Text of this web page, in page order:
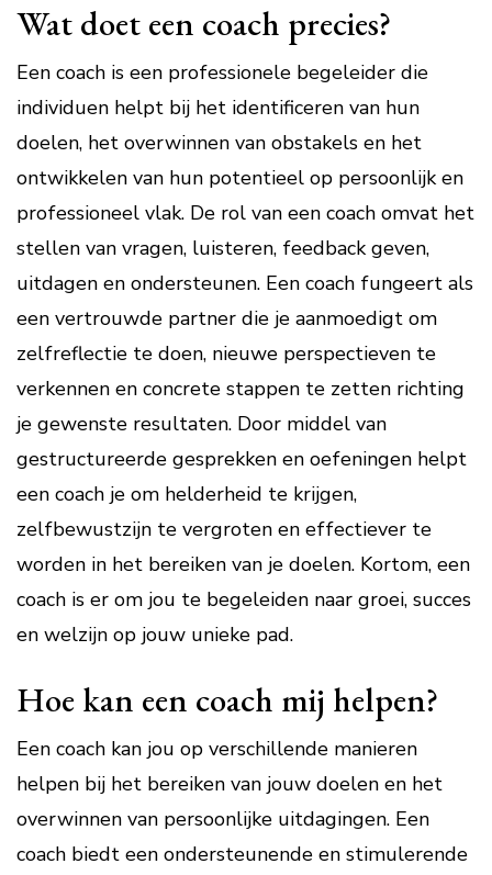
Wat doet een coach precies?
Een coach is een professionele begeleider die
individuen helpt bij het identificeren van hun
doelen, het overwinnen van obstakels en het
ontwikkelen van hun potentieel op persoonlijk en
professioneel vlak. De rol van een coach omvat het
stellen van vragen, luisteren, feedback geven,
uitdagen en ondersteunen. Een coach fungeert als
een vertrouwde partner die je aanmoedigt om
zelfreflectie te doen, nieuwe perspectieven te
verkennen en concrete stappen te zetten richting
je gewenste resultaten. Door middel van
gestructureerde gesprekken en oefeningen helpt
een coach je om helderheid te krijgen,
zelfbewustzijn te vergroten en effectiever te
worden in het bereiken van je doelen. Kortom, een
coach is er om jou te begeleiden naar groei, succes
en welzijn op jouw unieke pad.
Hoe kan een coach mij helpen?
Een coach kan jou op verschillende manieren
helpen bij het bereiken van jouw doelen en het
overwinnen van persoonlijke uitdagingen. Een
coach biedt een ondersteunende en stimulerende